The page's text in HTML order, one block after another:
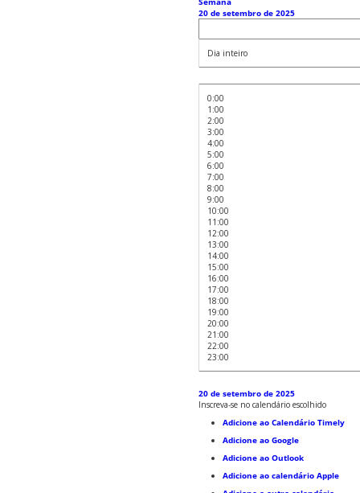
20 de setembro de 2025
Dia inteiro
0:00
1:00
2:00
3:00
4:00
5:00
6:00
7:00
8:00
9:00
10:00
11:00
12:00
13:00
14:00
15:00
16:00
17:00
18:00
19:00
20:00
21:00
22:00
23:00
20 de setembro de 2025
Inscreva-se no calendário escolhido
Adicione ao Calendário Timely
Adicione ao Google
Adicione ao Outlook
Adicione ao calendário Apple